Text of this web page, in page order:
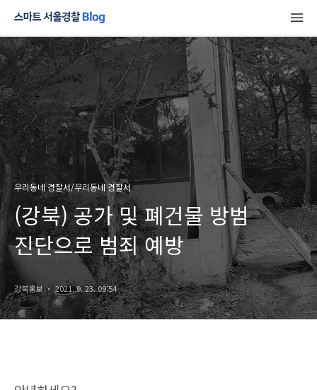
우리동네 경찰서/우리동네 경찰서
(강북) 공가 및 폐건물 방범
진단으로 범죄 예방
강북홍보 2021. 9. 23. 09:54